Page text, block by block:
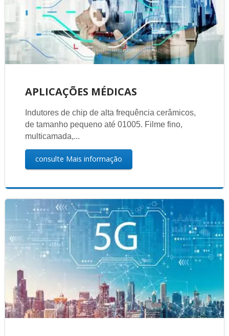
APLICAÇÕES MÉDICAS
Indutores de chip de alta frequência cerâmicos,
de tamanho pequeno até 01005. Filme fino,
multicamada,...
consulte Mais informação